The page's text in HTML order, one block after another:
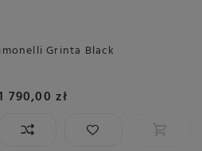
Grinta Black
790,00 zł